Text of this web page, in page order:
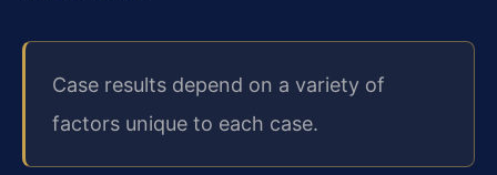
Case results depend on a variety of
factors unique to each case.